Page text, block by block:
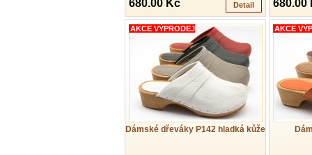
680.00 Kč Detail 680.00
Dámské dřeváky P142 hladká kůže
AKCE VÝPRODEJ AKCE